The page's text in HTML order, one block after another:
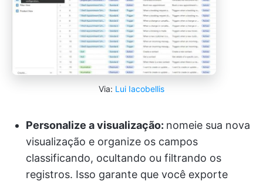
Via: Lui Iacobellis
Personalize a visualização: nomeie sua nova
visualização e organize os campos
classificando, ocultando ou filtrando os
registros. Isso garante que você exporte